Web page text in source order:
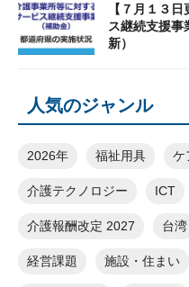
【７月１３
ス継続支援
新）
人気のジャンル
2026年 福祉用具 ケ
介護テクノロジー ICT
介護報酬改定 2027 台湾
経営課題 施設・住まい